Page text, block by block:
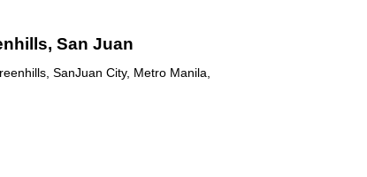
San Juan
SanJuan City, Metro Manila,